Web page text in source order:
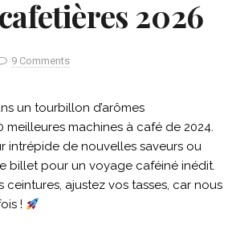
2026
9 Comments
un tourbillon d’arômes
meilleures machines à café de 2024.
intrépide de nouvelles saveurs ou
billet pour un voyage caféiné inédit.
ceintures, ajustez vos tasses, car nous
!